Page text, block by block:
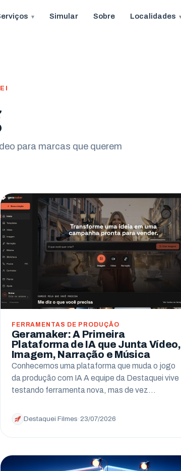
Simular Sobre Localidades
para marcas que querem
FERRAMENTAS DE PRODUÇÃO
Geramaker: A Primeira
Plataforma de IA que Junta Vídeo,
Imagem, Narração e Música
Conhecemos uma plataforma que muda o jogo
da produção com IA A equipe da Destaquei vive
testando ferramenta nova, mas de vez…
Destaquei Filmes ·23/07/2026